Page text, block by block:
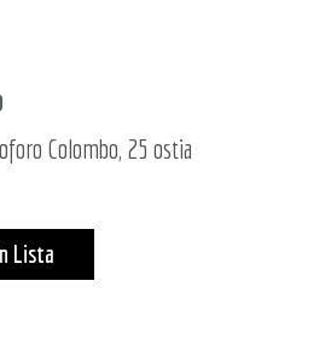
Colombo, 25 ostia
Lista